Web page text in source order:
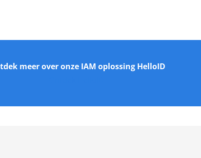
meer over onze IAM oplossing HelloID